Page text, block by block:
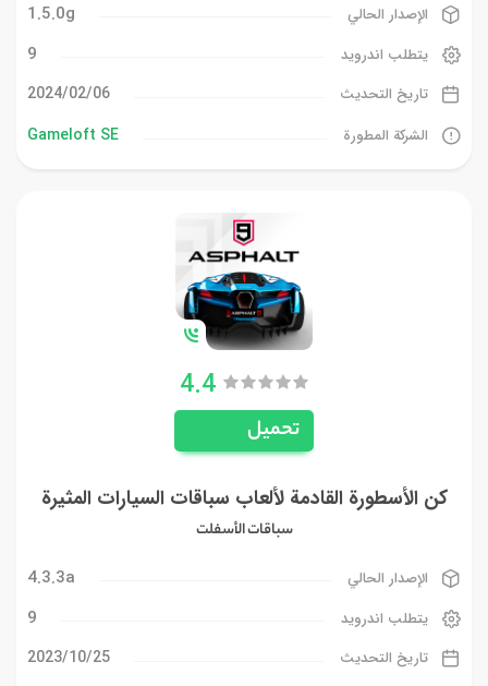
الإصدار الحالي 1.5.0g
يتطلب اندرويد 9
تاريخ التحديث 06‏/02‏/2024
الشركة المطورة Gameloft SE
4.4
تحميل
كن الأسطورة القادمة لألعاب سباقات السيارات المثيرة
سباقات الأسفلت
الإصدار الحالي 4.3.3a
يتطلب اندرويد 9
تاريخ التحديث 25‏/10‏/2023